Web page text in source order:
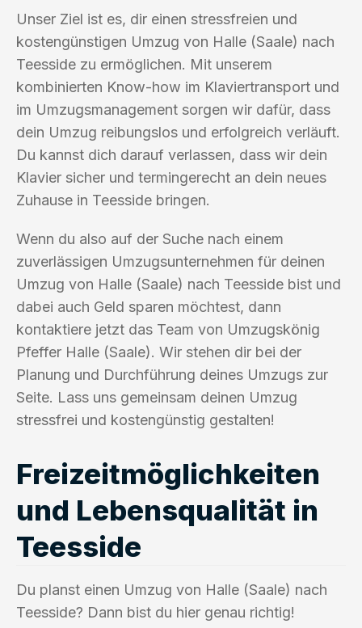
Unser Ziel ist es, dir einen stressfreien und
kostengünstigen Umzug von Halle (Saale) nach
Teesside zu ermöglichen. Mit unserem
kombinierten Know-how im Klaviertransport und
im Umzugsmanagement sorgen wir dafür, dass
dein Umzug reibungslos und erfolgreich verläuft.
Du kannst dich darauf verlassen, dass wir dein
Klavier sicher und termingerecht an dein neues
Zuhause in Teesside bringen.
Wenn du also auf der Suche nach einem
zuverlässigen Umzugsunternehmen für deinen
Umzug von Halle (Saale) nach Teesside bist und
dabei auch Geld sparen möchtest, dann
kontaktiere jetzt das Team von Umzugskönig
Pfeffer Halle (Saale). Wir stehen dir bei der
Planung und Durchführung deines Umzugs zur
Seite. Lass uns gemeinsam deinen Umzug
stressfrei und kostengünstig gestalten!
Freizeitmöglichkeiten
und Lebensqualität in
Teesside
Du planst einen Umzug von Halle (Saale) nach
Teesside? Dann bist du hier genau richtig!